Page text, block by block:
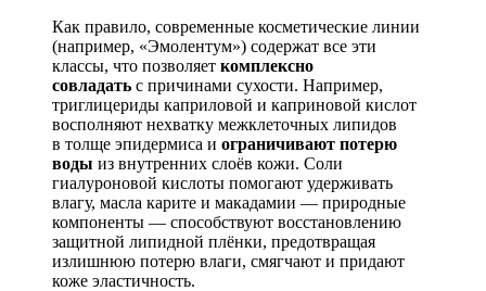
Как правило, современные косметические линии
(например, «Эмолентум») содержат все эти
классы, что позволяет комплексно
совладать с причинами сухости. Например,
триглицериды каприловой и каприновой кислот
восполняют нехватку межклеточных липидов
в толще эпидермиса и ограничивают потерю
воды из внутренних слоёв кожи. Соли
гиалуроновой кислоты помогают удерживать
влагу, масла карите и макадамии — природные
компоненты — способствуют восстановлению
защитной липидной плёнки, предотвращая
излишнюю потерю влаги, смягчают и придают
коже эластичность.